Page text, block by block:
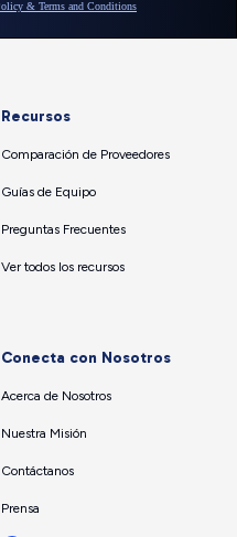
Recursos
Comparación de Proveedores
Guías de Equipo
Preguntas Frecuentes
Ver todos los recursos
Conecta con Nosotros
Acerca de Nosotros
Nuestra Misión
Contáctanos
Prensa